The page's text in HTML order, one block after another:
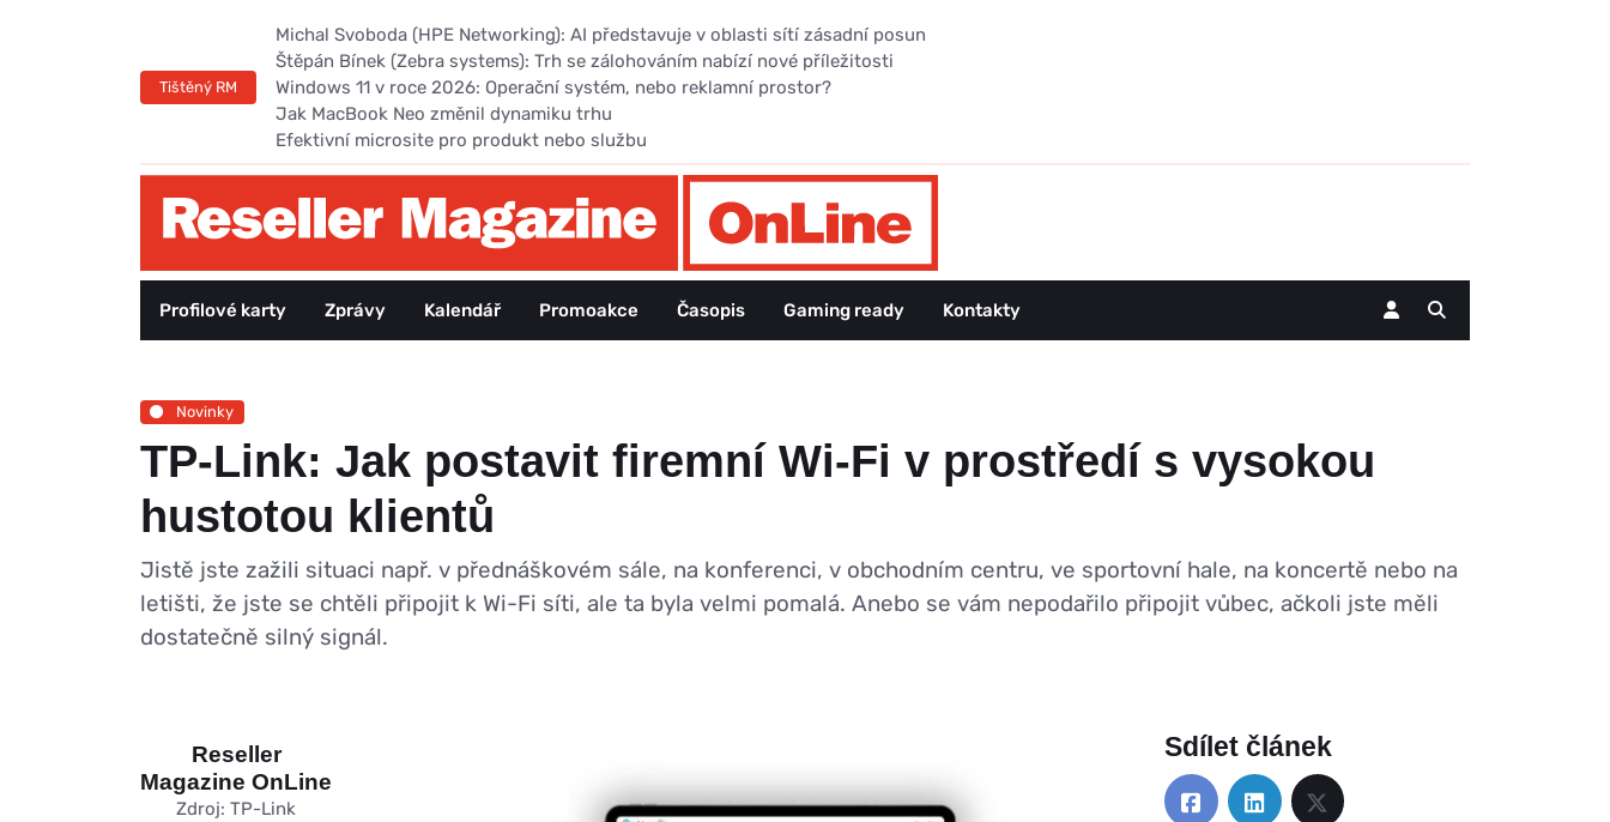
Tištěný RM
Michal Svoboda (HPE Networking): AI představuje v oblasti sítí zásadní posun
Štěpán Bínek (Zebra systems): Trh se zálohováním nabízí nové příležitosti
Windows 11 v roce 2026: Operační systém, nebo reklamní prostor?
Jak MacBook Neo změnil dynamiku trhu
Efektivní microsite pro produkt nebo službu
Profilové karty Zprávy Kalendář Promoakce Časopis Gaming ready Kontakty
Novinky
TP-Link: Jak postavit firemní Wi-Fi v prostředí s vysokou
hustotou klientů
Jistě jste zažili situaci např. v přednáškovém sále, na konferenci, v obchodním centru, ve sportovní hale, na koncertě nebo na
letišti, že jste se chtěli připojit k Wi-Fi síti, ale ta byla velmi pomalá. Anebo se vám nepodařilo připojit vůbec, ačkoli jste měli
dostatečně silný signál.
Reseller
Magazine OnLine
Zdroj: TP-Link
Sdílet článek